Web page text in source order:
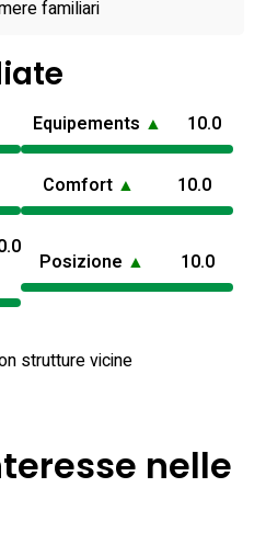
di auto, rendendo agevoli visite
vicinanze. La gestione locale
per periodi turistici, con
per esperienze su misura, e la
restaurata per mantenere
familiari
Equipements ▲ 10.0
Comfort ▲ 10.0
Posizione ▲ 10.0
strutture vicine
nelle